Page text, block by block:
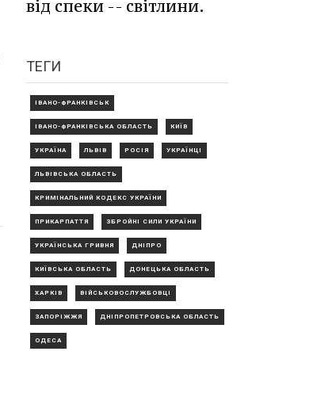
від спеки -- світлини.
ТЕГИ
ІВАНО-ФРАНКІВСЬК
ІВАНО-ФРАНКІВСЬКА ОБЛАСТЬ КИЇВ
УКРАЇНА ЛЬВІВ РОСІЯ УКРАЇНЦІ
ЛЬВІВСЬКА ОБЛАСТЬ
КРИМІНАЛЬНИЙ КОДЕКС УКРАЇНИ
ПРИКАРПАТТЯ ЗБРОЙНІ СИЛИ УКРАЇНИ
УКРАЇНСЬКА ГРИВНЯ ДНІПРО
КИЇВСЬКА ОБЛАСТЬ ДОНЕЦЬКА ОБЛАСТЬ
ХАРКІВ ВІЙСЬКОВОСЛУЖБОВЦІ
ЗАПОРІЖЖЯ ДНІПРОПЕТРОВСЬКА ОБЛАСТЬ
ОДЕСА